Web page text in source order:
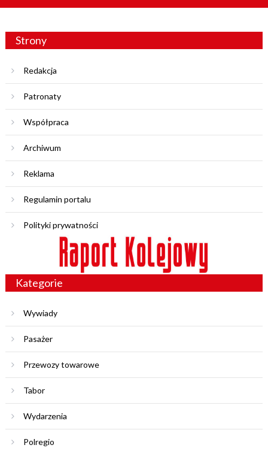
Strony
Redakcja
Patronaty
Współpraca
Archiwum
Reklama
Regulamin portalu
Polityki prywatności
Kategorie
Wywiady
Pasażer
Przewozy towarowe
Tabor
Wydarzenia
Polregio